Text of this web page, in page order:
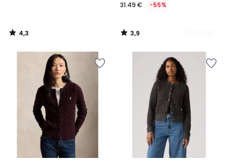
4,3
/
31.49 € -55%
3,9
/